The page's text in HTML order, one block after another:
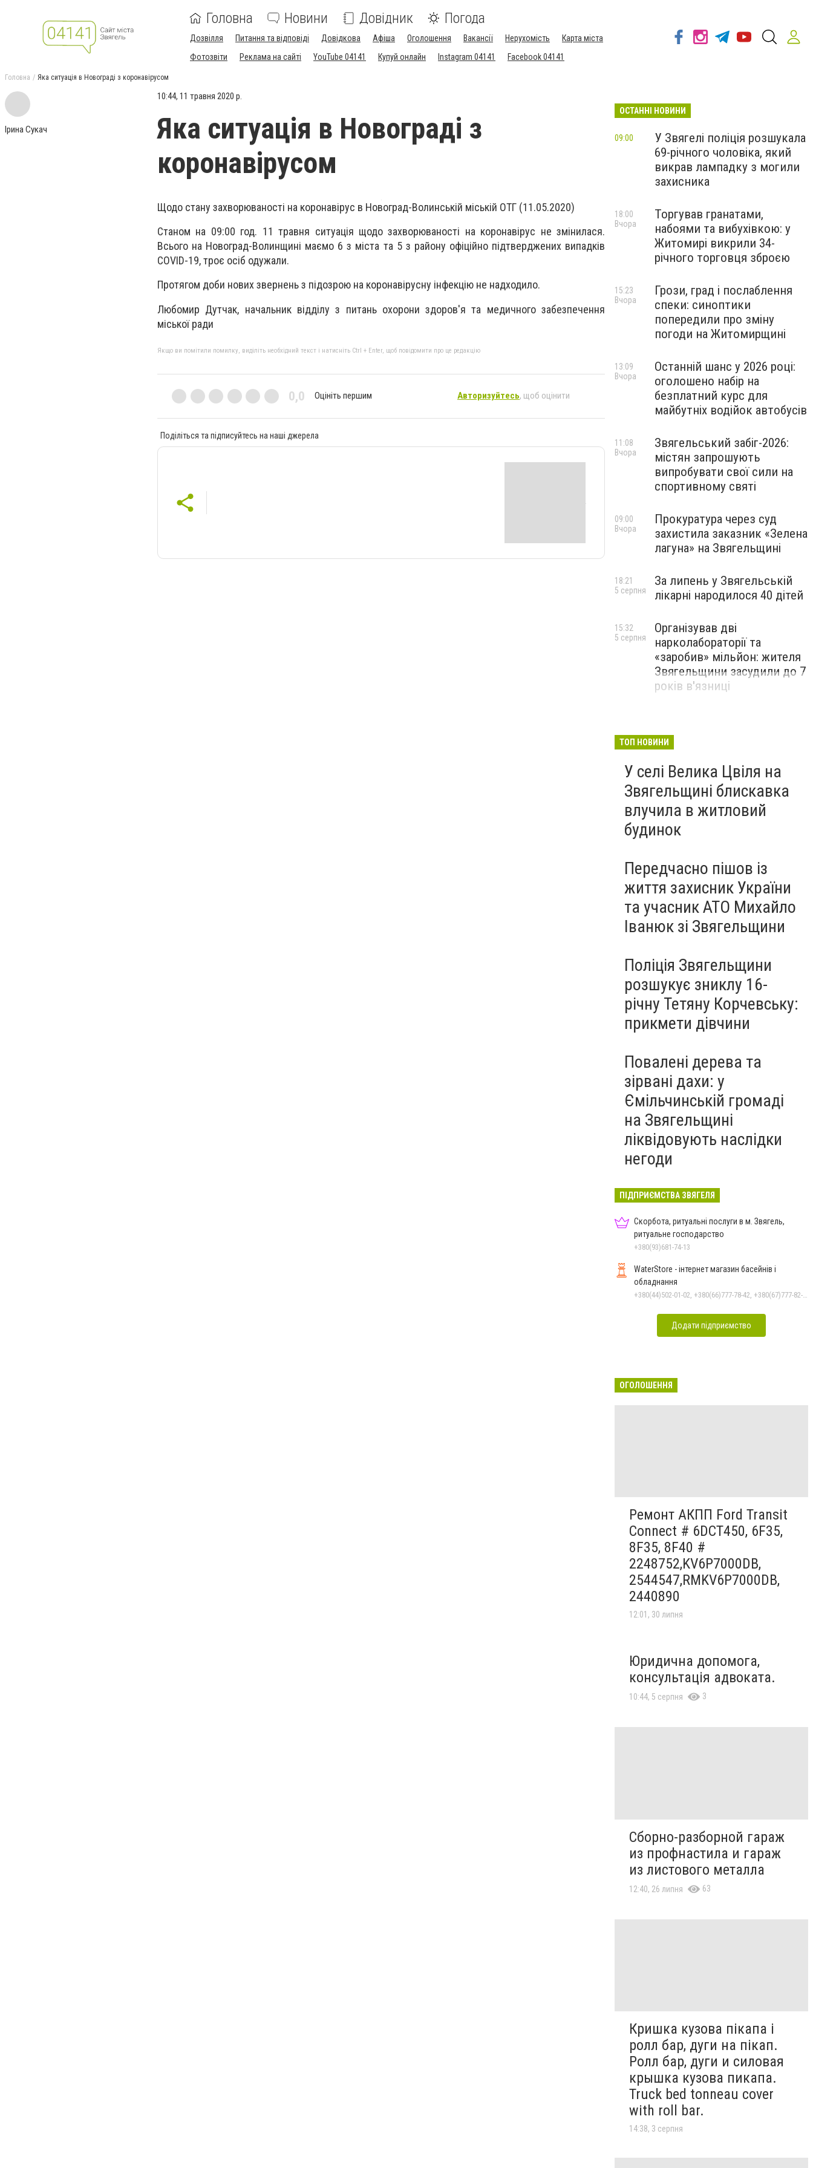
Головна Новини Довідник Погода
Дозвілля Питання та відповіді Довідкова Афіша Оголошення Вакансії Нерухомість
Карта міста
Фотозвіти
Реклама на сайті YouTube 04141 Купуй онлайн Instagram 04141 Facebook 04141
Головна Яка ситуація в Новограді з коронавірусом
Ірина Сукач
10:44, 11 травня 2020 р.
Яка ситуація в Новограді з
коронавірусом
Щодо стану захворюваності на коронавірус в Новоград-Волинській міській ОТГ (11.05.2020)
Станом на 09:00 год. 11 травня ситуація щодо захворюваності на коронавірус не змінилася.
Всього на Новоград-Волинщині маємо 6 з міста та 5 з району офіційно підтверджених випадків
COVID-19, троє осіб одужали.
Протягом доби нових звернень з підозрою на коронавірусну інфекцію не надходило.
Любомир Дутчак, начальник відділу з питань охорони здоров'я та медичного забезпечення
міської ради
Якщо ви помітили помилку, виділіть необхідний текст і натисніть Ctrl + Enter, щоб повідомити про це редакцію
0,0 Оцініть першим Авторизуйтесь, щоб оцінити
Поділіться та підписуйтесь на наші джерела
ОСТАННІ НОВИНИ
У Звягелі поліція розшукала
69-річного чоловіка, який
викрав лампадку з могили
захисника
09:00
Торгував гранатами,
набоями та вибухівкою: у
Житомирі викрили 34-
річного торговця зброєю
18:00
Вчора
Грози, град і послаблення
спеки: синоптики
попередили про зміну
погоди на Житомирщині
15:23
Вчора
Останній шанс у 2026 році:
оголошено набір на
безплатний курс для
майбутніх водійок автобусів
13:09
Вчора
Звягельський забіг-2026:
містян запрошують
випробувати свої сили на
спортивному святі
11:08
Вчора
Прокуратура через суд
захистила заказник «Зелена
лагуна» на Звягельщині
09:00
Вчора
За липень у Звягельській
лікарні народилося 40 дітей
18:21
5 серпня
Організував дві
нарколабораторії та
«заробив» мільйон: жителя
Звягельщини засудили до 7
років в'язниці
15:32
5 серпня
ТОП НОВИНИ
У селі Велика Цвіля на
Звягельщині блискавка
влучила в житловий
будинок
Передчасно пішов із
життя захисник України
та учасник АТО Михайло
Іванюк зі Звягельщини
Поліція Звягельщини
розшукує зниклу 16-
річну Тетяну Корчевську:
прикмети дівчини
Повалені дерева та
зірвані дахи: у
Ємільчинській громаді
на Звягельщині
ліквідовують наслідки
негоди
ПІДПРИЄМСТВА ЗВЯГЕЛЯ
Скорбота, ритуальні послуги в м. Звягель,
ритуальне господарство
+380(93)681-74-13
WaterStore - інтернет магазин басейнів і
обладнання
+380(44)502-01-02, +380(66)777-78-42, +380(67)777-82-19, +380(67)890-80-80, +380(73)890-80-80, +380(44)502-01-03
Додати підприємство
ОГОЛОШЕННЯ
Ремонт АКПП Ford Transit
Connect # 6DCT450, 6F35,
8F35, 8F40 #
2248752,KV6P7000DB,
2544547,RMKV6P7000DB,
2440890
12:01, 30 липня
Юридична допомога,
консультація адвоката.
10:44, 5 серпня 3
Сборно-разборной гараж
из профнастила и гараж
из листового металла
12:40, 26 липня 63
Кришка кузова пікапа і
ролл бар, дуги на пікап.
Ролл бар, дуги и силовая
крышка кузова пикапа.
Truck bed tonneau cover
with roll bar.
14:38, 3 серпня